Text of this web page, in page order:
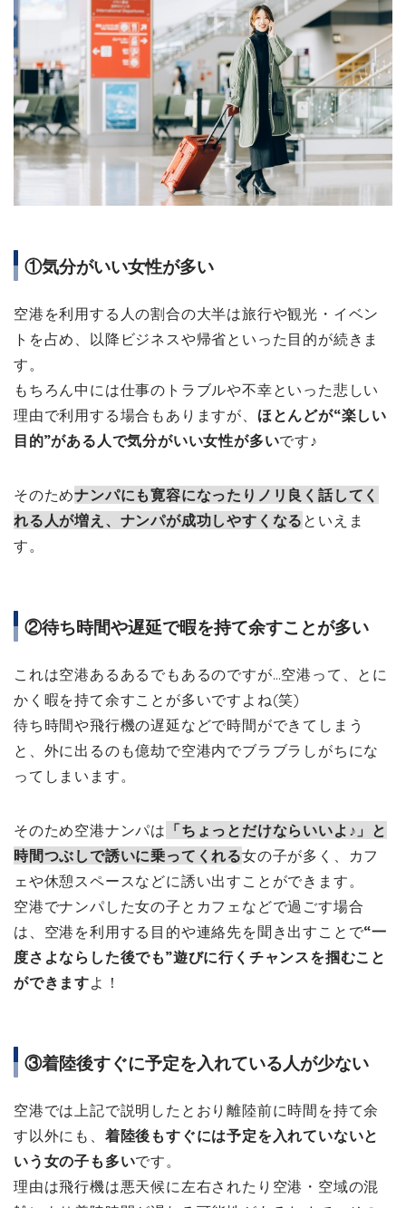
①気分がいい女性が多い
空港を利用する人の割合の大半は旅行や観光・イベン
トを占め、以降ビジネスや帰省といった目的が続きま
す。
もちろん中には仕事のトラブルや不幸といった悲しい
理由で利用する場合もありますが、 ほとんどが“楽しい
目的”がある人で気分がいい女性が多いです♪
そのためナンパにも寛容になったりノリ良く話してく
れる人が増え、ナンパが成功しやすくなる といえま
す。
②待ち時間や遅延で暇を持て余すことが多い
これは空港あるあるでもあるのですが…空港って、とに
かく暇を持て余すことが多いですよね(笑)
待ち時間や飛行機の遅延などで時間ができてしまう
と、外に出るのも億劫で空港内でブラブラしがちにな
ってしまいます。
そのため空港ナンパは 「ちょっとだけならいいよ♪」と
時間つぶしで誘いに乗ってくれる女の子が多く、カフ
ェや休憩スペースなどに誘い出すことができます。
空港でナンパした女の子とカフェなどで過ごす場合
は、空港を利用する目的や連絡先を聞き出すことで“一
度さよならした後でも”遊びに行くチャンスを掴むこと
ができますよ！
③着陸後すぐに予定を入れている人が少ない
空港では上記で説明したとおり離陸前に時間を持て余
す以外にも、 着陸後もすぐには予定を入れていないと
いう女の子も多いです。
理由は飛行機は悪天候に左右されたり空港・空域の混